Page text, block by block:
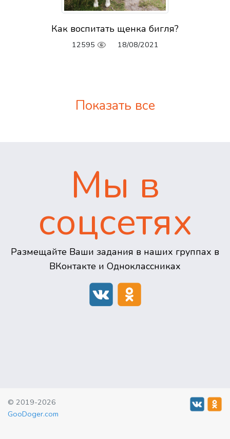
Как воспитать щенка бигля?
12595 18/08/2021
Показать все
Мы в
соцсетях
Размещайте Ваши задания в наших группах в
ВКонтакте и Одноклассниках
© 2019-2026
GooDoger.com